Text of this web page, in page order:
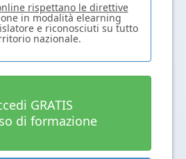
rispettano le direttive
in modalità elearning
e riconosciuti su tutto
nazionale.
GRATIS
di formazione